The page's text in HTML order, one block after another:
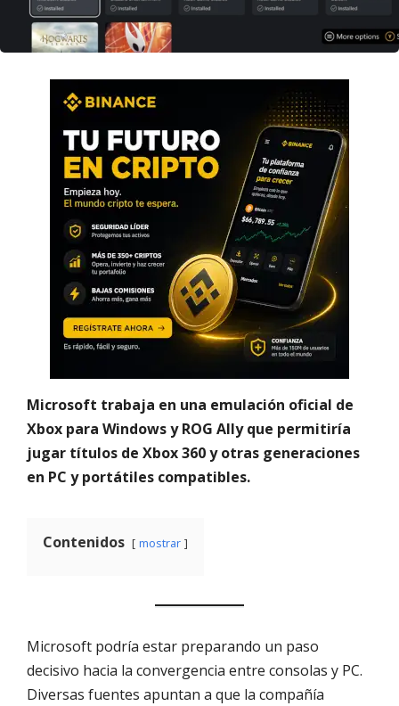
Microsoft trabaja en una emulación oficial de
Xbox para Windows y ROG Ally que permitiría
jugar títulos de Xbox 360 y otras generaciones
en PC y portátiles compatibles.
Contenidos mostrar
Microsoft podría estar preparando un paso
decisivo hacia la convergencia entre consolas y PC.
Diversas fuentes apuntan a que la compañía